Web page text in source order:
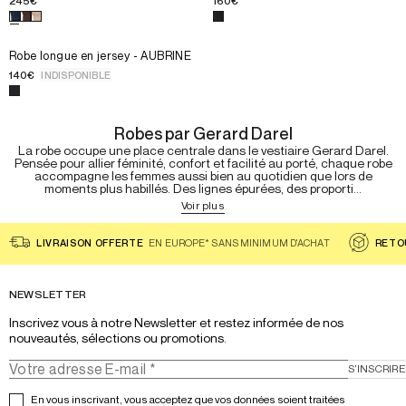
46
46
38
40
44
46
Choisissez une couleur pour le produit
38
Choisissez une couleur pour
Choisissez la taille pour le produit
T1
T2
T3
Robe longue en jersey - AUBRINE
140€ INDISPONIBLE
Choisissez une couleur pour le produit
Robes par Gerard Darel
La robe occupe une place centrale dans le vestiaire Gerard Darel.
Pensée pour allier féminité, confort et facilité au porté, chaque robe
accompagne les femmes aussi bien au quotidien que lors de
moments plus habillés. Des lignes épurées, des proporti...
Voir plus
LIVRAISON OFFERTE EN EUROPE* SANS MINIMUM D'ACHAT
NEWSLETTER
Inscrivez vous à notre Newsletter et restez informée de nos
nouveautés, sélections ou promotions.
En vous inscrivant, vous acceptez que vos données soient traitées
S'INSCRIRE